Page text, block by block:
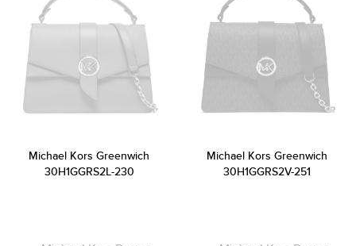
Michael Kors Greenwich
30H1GGRS2L-230
Michael Kors Greenwich
30H1GGRS2V-251